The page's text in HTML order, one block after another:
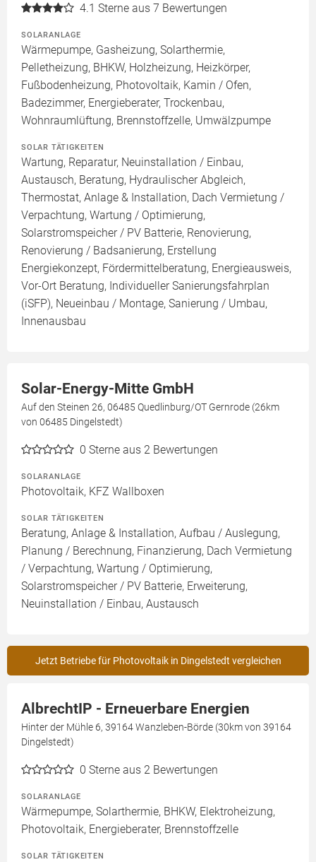
4.1 Sterne aus 7 Bewertungen
SOLARANLAGE
Wärmepumpe, Gasheizung, Solarthermie,
Pelletheizung, BHKW, Holzheizung, Heizkörper,
Fußbodenheizung, Photovoltaik, Kamin / Ofen,
Badezimmer, Energieberater, Trockenbau,
Wohnraumlüftung, Brennstoffzelle, Umwälzpumpe
SOLAR TÄTIGKEITEN
Wartung, Reparatur, Neuinstallation / Einbau,
Austausch, Beratung, Hydraulischer Abgleich,
Thermostat, Anlage & Installation, Dach Vermietung /
Verpachtung, Wartung / Optimierung,
Solarstromspeicher / PV Batterie, Renovierung,
Renovierung / Badsanierung, Erstellung
Energiekonzept, Fördermittelberatung, Energieausweis,
Vor-Ort Beratung, Individueller Sanierungsfahrplan
(iSFP), Neueinbau / Montage, Sanierung / Umbau,
Innenausbau
Solar-Energy-Mitte GmbH
Auf den Steinen 26, 06485 Quedlinburg/OT Gernrode (26km
von 06485 Dingelstedt)
0 Sterne aus 2 Bewertungen
SOLARANLAGE
Photovoltaik, KFZ Wallboxen
SOLAR TÄTIGKEITEN
Beratung, Anlage & Installation, Aufbau / Auslegung,
Planung / Berechnung, Finanzierung, Dach Vermietung
/ Verpachtung, Wartung / Optimierung,
Solarstromspeicher / PV Batterie, Erweiterung,
Neuinstallation / Einbau, Austausch
Jetzt Betriebe für Photovoltaik in Dingelstedt vergleichen
AlbrechtIP - Erneuerbare Energien
Hinter der Mühle 6, 39164 Wanzleben-Börde (30km von 39164
Dingelstedt)
0 Sterne aus 2 Bewertungen
SOLARANLAGE
Wärmepumpe, Solarthermie, BHKW, Elektroheizung,
Photovoltaik, Energieberater, Brennstoffzelle
SOLAR TÄTIGKEITEN